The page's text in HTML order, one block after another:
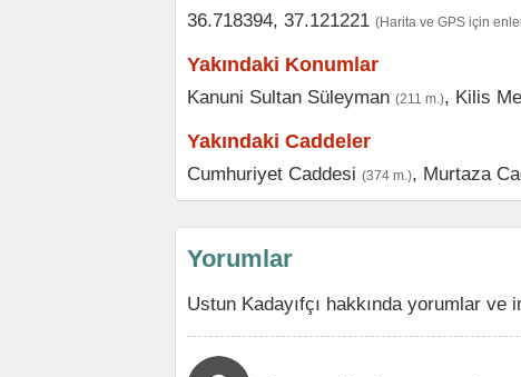
36.718394, 37.121221 (Harita ve GPS için
Yakındaki Konumlar
Kanuni Sultan Süleyman (211 m.), Kilis
Yakındaki Caddeler
Cumhuriyet Caddesi (374 m.), Murtaza
Yorumlar
Ustun Kadayıfçı hakkında yorumlar